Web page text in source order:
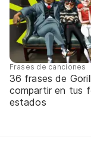
Frases de canciones
36 frases de
compartir en tus
estados